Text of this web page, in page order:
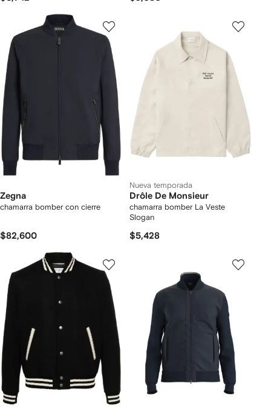
Zegna
chamarra bomber con cierre
$82,600
Nueva temporada
Drôle De Monsieur
chamarra bomber La Veste
Slogan
$5,428